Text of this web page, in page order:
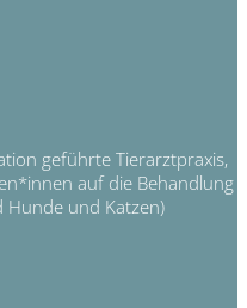
geführte Tierarztpraxis,
auf die Behandlung
Hunde und Katzen)